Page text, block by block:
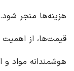
هزینه‌ها منجر شود.
قیمت‌ها، از اهمیت
هوشمندانه مواد و